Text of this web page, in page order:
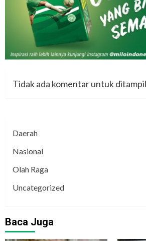
Tidak ada komentar untuk
Daerah
Nasional
Olah Raga
Uncategorized
Baca Juga